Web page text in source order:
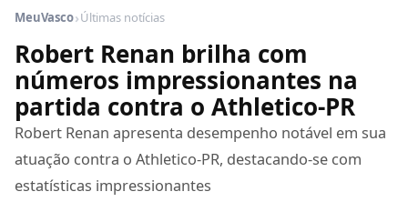
MeuVasco›Últimas notícias
Robert Renan brilha com
números impressionantes na
partida contra o Athletico-PR
Robert Renan apresenta desempenho notável em sua
atuação contra o Athletico-PR, destacando-se com
estatísticas impressionantes